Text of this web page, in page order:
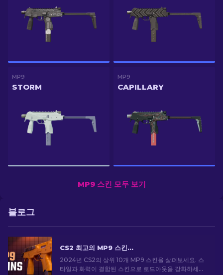
MP9
STORM
MP9
CAPILLARY
MP9 스킨 모두 보기
블로그
CS2 최고의 MP9 스킨: 에디터의 선택 [2026]
2024년 CS2의 상위 10개 MP9 스킨을 살펴보세요. 스
타일과 화력이 결합된 스킨으로 로드아웃을 강화하세요.